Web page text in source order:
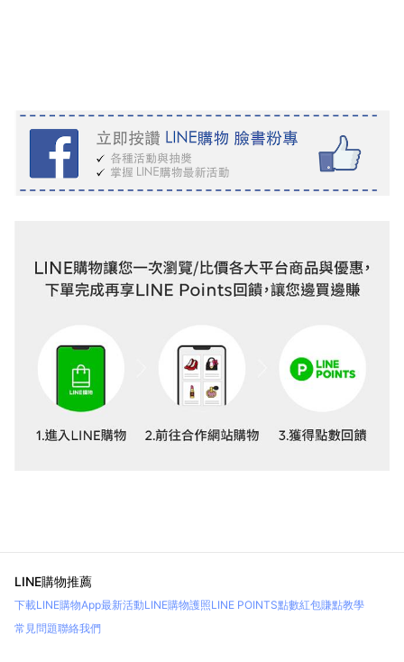
LINE購物推薦
下載LINE購物App最新活動LINE購物護照LINE POINTS點數紅包賺點教學
常見問題聯絡我們